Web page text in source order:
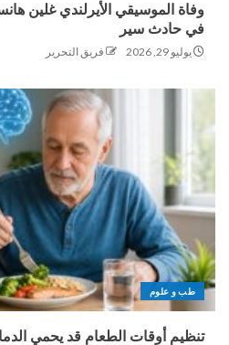
وفاة الموسيقي الأيرلندي غلين
في حادث سير
يوليو 29, 2026 فريق التحرير
طب و علوم
تنظيم أوقات الطعام قد يحمي